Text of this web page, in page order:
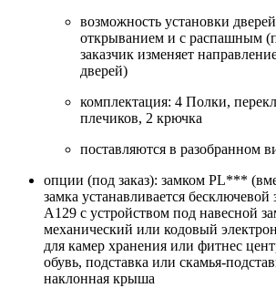
возможность установки
открыванием и с распашным
заказчик изменяет
дверей)
комплектация: 4 Полки,
плечиков, 2 крючка
поставляются в разобранном
опции (под заказ): замком PL***
замка устанавливается
A129 с устройством под навесной
механический или кодовый
для камер хранения или фитнес
обувь, подставка или скамья-
наклонная крыша